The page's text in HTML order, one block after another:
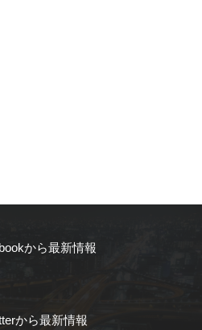
から最新情報
から最新情報